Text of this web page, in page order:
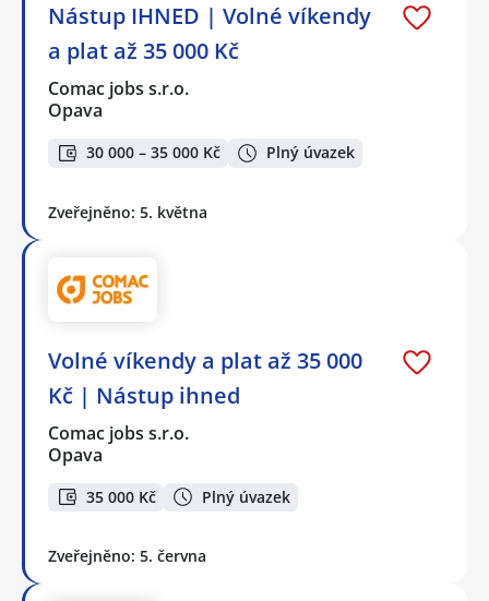
Nástup IHNED | Volné víkendy
a plat až 35 000 Kč
Comac jobs s.r.o.
Opava
30 000 – 35 000 Kč Plný úvazek
Zveřejněno: 5. května
Volné víkendy a plat až 35 000
Kč | Nástup ihned
Comac jobs s.r.o.
Opava
35 000 Kč Plný úvazek
Zveřejněno: 5. června